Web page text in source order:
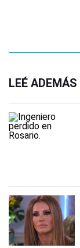
LEÉ ADEMÁS